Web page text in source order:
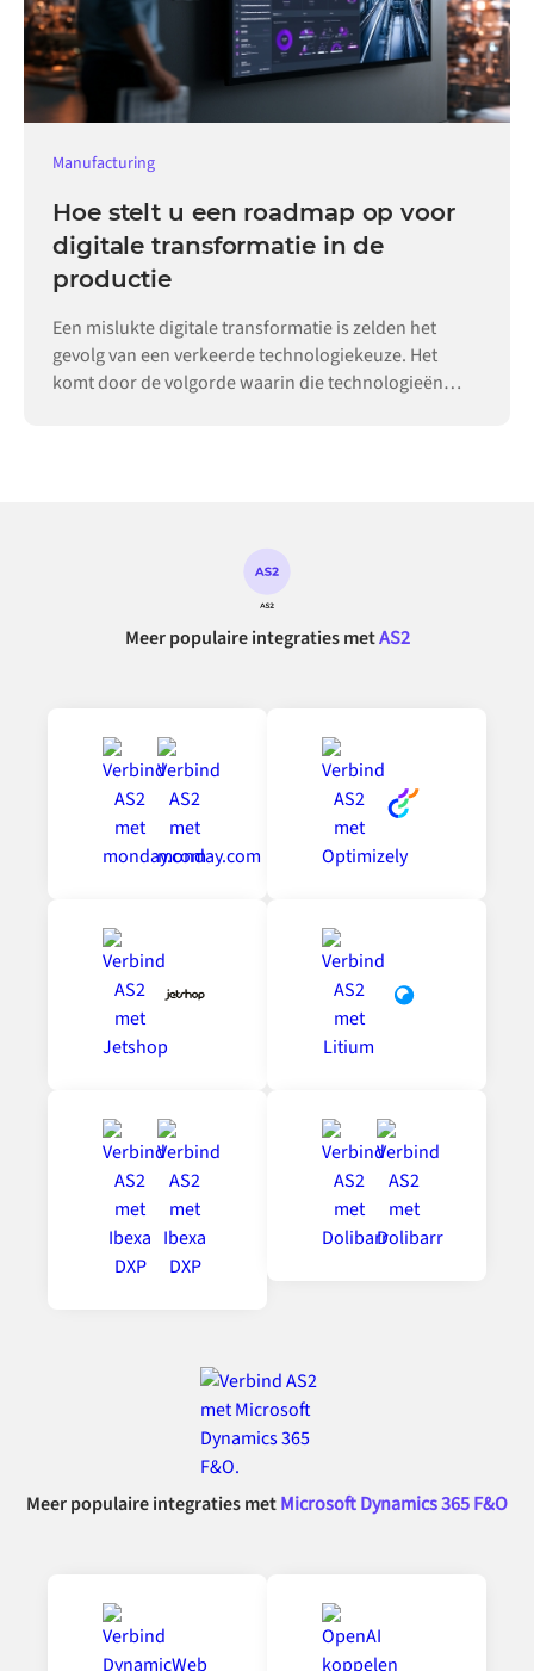
Manufacturing
Hoe stelt u een roadmap op voor
digitale transformatie in de
productie
Een mislukte digitale transformatie is zelden het
gevolg van een verkeerde technologiekeuze. Het
komt door de volgorde waarin die technologieën
Meer populaire integraties metAS2
Meer populaire integraties metMicrosoft Dynamics 365 F&O